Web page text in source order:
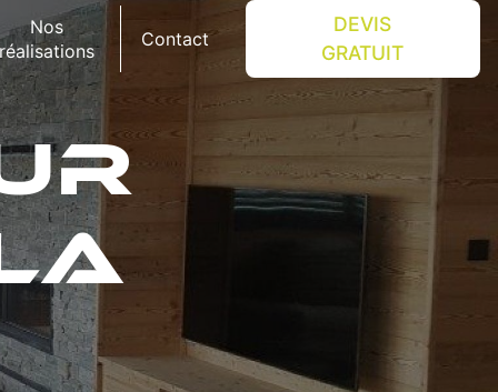
Nos
Contact
DEVIS
GRATUIT